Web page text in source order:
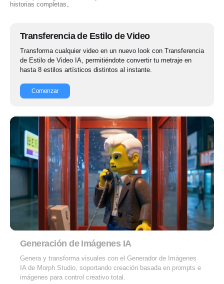
historias completas。
Transferencia de Estilo de Video
Transforma cualquier video en un nuevo look con Transferencia
de Estilo de Video IA, permitiéndote convertir tu metraje en
hasta 8 estilos artísticos distintos al instante.
Comenzar
Generación de Imágenes IA
Genera y transforma visuales con el Generador de Imágenes
IA de Morph Studio, soportando creación basada en prompts e
imágenes para control creativo total.